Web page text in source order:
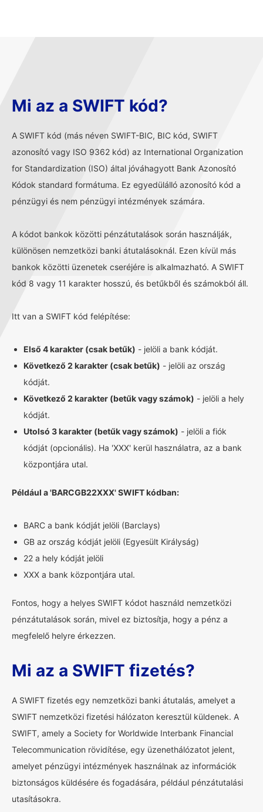
Mi az a SWIFT kód?
A SWIFT kód (más néven SWIFT-BIC, BIC kód, SWIFT
azonosító vagy ISO 9362 kód) az International Organization
for Standardization (ISO) által jóváhagyott Bank Azonosító
Kódok standard formátuma. Ez egyedülálló azonosító kód a
pénzügyi és nem pénzügyi intézmények számára.
A kódot bankok közötti pénzátutalások során használják,
különösen nemzetközi banki átutalásoknál. Ezen kívül más
bankok közötti üzenetek cseréjére is alkalmazható. A SWIFT
kód 8 vagy 11 karakter hosszú, és betűkből és számokból áll.
Itt van a SWIFT kód felépítése:
Első 4 karakter (csak betűk) - jelöli a bank kódját.
Következő 2 karakter (csak betűk) - jelöli az ország
kódját.
Következő 2 karakter (betűk vagy számok) - jelöli a hely
kódját.
Utolsó 3 karakter (betűk vagy számok) - jelöli a fiók
kódját (opcionális). Ha 'XXX' kerül használatra, az a bank
központjára utal.
Például a 'BARCGB22XXX' SWIFT kódban:
BARC a bank kódját jelöli (Barclays)
GB az ország kódját jelöli (Egyesült Királyság)
22 a hely kódját jelöli
XXX a bank központjára utal.
Fontos, hogy a helyes SWIFT kódot használd nemzetközi
pénzátutalások során, mivel ez biztosítja, hogy a pénz a
megfelelő helyre érkezzen.
Mi az a SWIFT fizetés?
A SWIFT fizetés egy nemzetközi banki átutalás, amelyet a
SWIFT nemzetközi fizetési hálózaton keresztül küldenek. A
SWIFT, amely a Society for Worldwide Interbank Financial
Telecommunication rövidítése, egy üzenethálózatot jelent,
amelyet pénzügyi intézmények használnak az információk
biztonságos küldésére és fogadására, például pénzátutalási
utasításokra.